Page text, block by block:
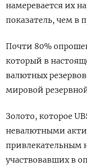
намеревается их
показатель, чем в
Почти 80%
который в
валютных
мировой
Золото, которое
невалютными
привлекательным
участвовавших в